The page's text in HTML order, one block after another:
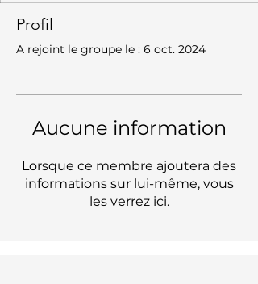
Profil
A rejoint le groupe le : 6 oct. 2024
Aucune information
Lorsque ce membre ajoutera des
informations sur lui-même, vous
les verrez ici.